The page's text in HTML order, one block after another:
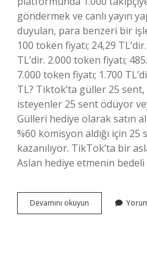
göndermek ve canlı yayın
duyulan, para benzeri bir
100 token fiyatı; 24,29
TL’dir. 2.000 token fiyatı;
7.000 token fiyatı; 1.700
TL? Tiktok’ta güller 25
isteyenler 25 sent ödüyor
Gülleri hediye olarak satın
%60 komisyon aldığı için
kazanılıyor. TikTok’ta bir
Aslan hediye etmenin
Devamını okuyun
Ayıcık